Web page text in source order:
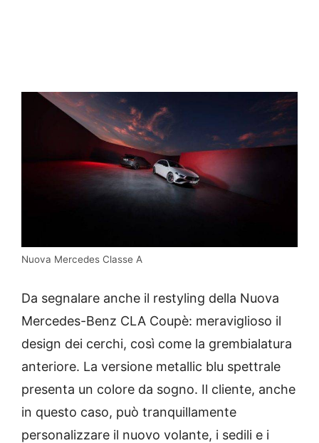
Nuova Mercedes Classe A
Da segnalare anche il restyling della Nuova
Mercedes-Benz CLA Coupè: meraviglioso il
design dei cerchi, così come la grembialatura
anteriore. La versione metallic blu spettrale
presenta un colore da sogno. Il cliente, anche
in questo caso, può tranquillamente
personalizzare il nuovo volante, i sedili e i